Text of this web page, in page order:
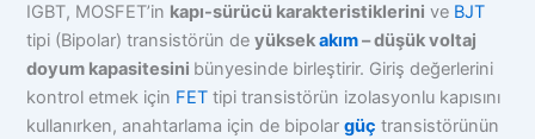
IGBT, MOSFET’in kapı-sürücü karakteristiklerini ve BJT
tipi (Bipolar) transistörün deyüksekakım– düşük voltaj
doyum kapasitesini bünyesinde birleştirir. Giriş değerlerini
kontrol etmek için FET tipi transistörün izolasyonlu kapısını
kullanırken, anahtarlama için de bipolargüç transistörünün